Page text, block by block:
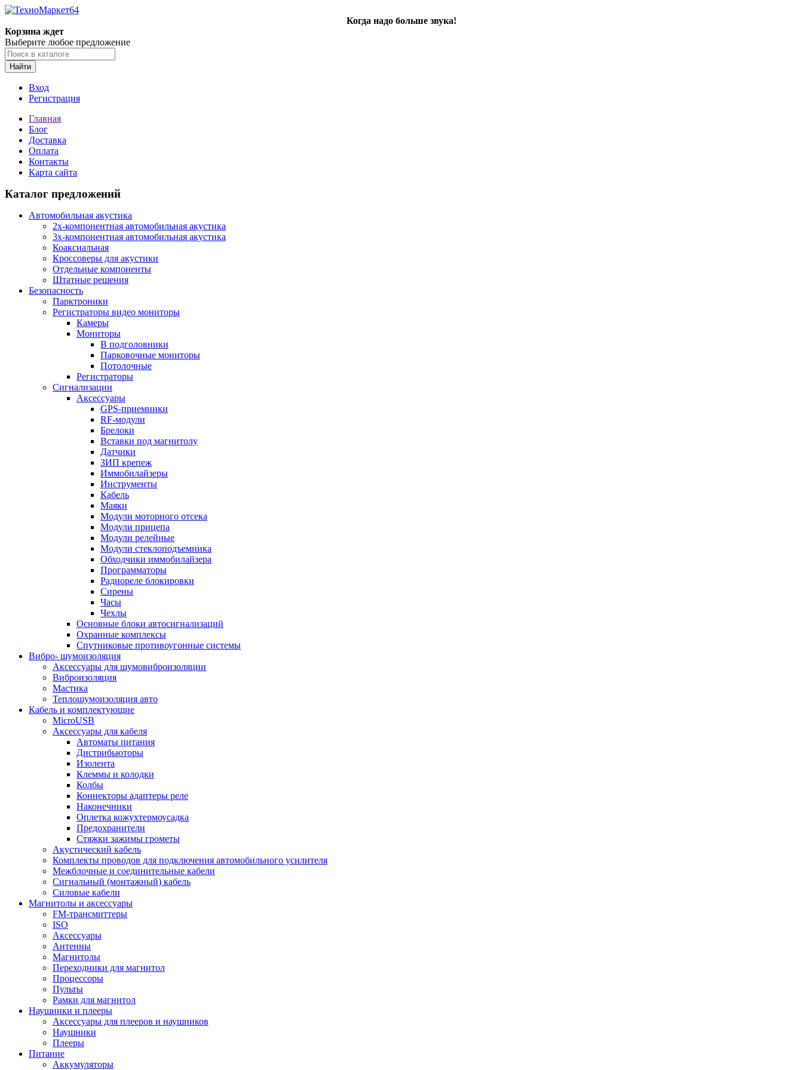
Когда надо больше звука!
Корзина ждет
Выберите любое предложение
Найти
Вход
Регистрация
Главная
Блог
Доставка
Оплата
Контакты
Карта сайта
Каталог предложений
Автомобильная акустика
2х-компонентная автомобильная акустика
3х-компонентная автомобильная акустика
Коаксиальная
Кроссоверы для акустики
Отдельные компоненты
Штатные решения
Безопасность
Парктроники
Регистраторы видео мониторы
Камеры
Мониторы
В подголовники
Парковочные мониторы
Потолочные
Регистраторы
Сигнализации
Аксессуары
GPS-приемники
RF-модули
Брелоки
Вставки под магнитолу
Датчики
ЗИП крепеж
Иммобилайзеры
Инструменты
Кабель
Маяки
Модули моторного отсека
Модули прицепа
Модули релейные
Модули стеклоподъемника
Обходчики иммобилайзера
Программаторы
Радиореле блокировки
Сирены
Часы
Чехлы
Основные блоки автосигнализаций
Охранные комплексы
Спутниковые противоугонные системы
Вибро- шумоизоляция
Аксессуары для шумовиброизоляции
Виброизоляция
Мастика
Теплошумоизоляция авто
Кабель и комплектующие
MicroUSB
Аксессуары для кабеля
Автоматы питания
Дистрибьюторы
Изолента
Клеммы и колодки
Колбы
Коннекторы адаптеры реле
Наконечники
Оплетка кожухтермоусадка
Предохранители
Стяжки зажимы грометы
Акустический кабель
Комплекты проводов для подключения автомобильного усилителя
Межблочные и соединительные кабели
Сигнальный (монтажный) кабель
Силовые кабели
Магнитолы и аксессуары
FM-трансмиттеры
ISO
Аксессуары
Антенны
Магнитолы
Переходники для магнитол
Процессоры
Пульты
Рамки для магнитол
Наушники и плееры
Аксессуары для плееров и наушников
Наушники
Плееры
Питание
Аккумуляторы